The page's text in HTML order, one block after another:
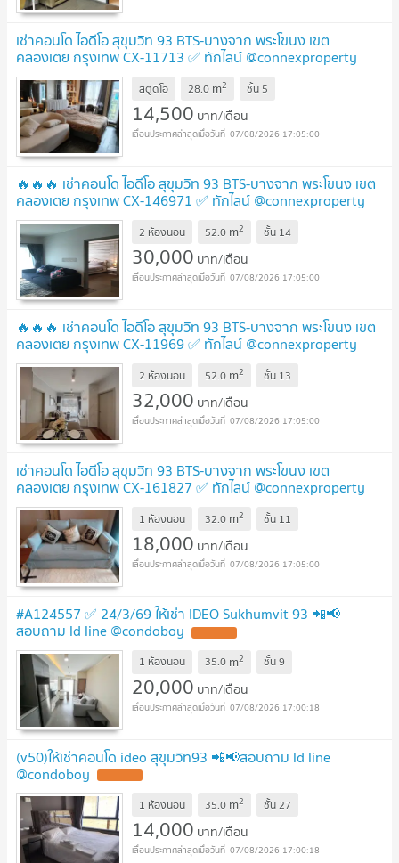
เช่าคอนโด ไอดีโอ สุขุมวิท 93 BTS-บางจาก พระโขนง เขต
คลองเตย กรุงเทพ CX-11713 ✅ ทักไลน์ @connexproperty
ตอบทันที ทีมงานมืออาชีพ ✅
สตูดิโอ 28.0 m2 ชั้น 5
14,500 บาท/เดือน
07/08/2026 17:05:00
🔥🔥🔥 เช่าคอนโด ไอดีโอ สุขุมวิท 93 BTS-บางจาก พระโขนง เขต
คลองเตย กรุงเทพ CX-146971 ✅ ทักไลน์ @connexproperty
ตอบทันที ทีมงานมืออาชีพ ✅ 🔥🔥🔥
2 ห้องนอน 52.0 m2 ชั้น 14
30,000 บาท/เดือน
07/08/2026 17:05:00
🔥🔥🔥 เช่าคอนโด ไอดีโอ สุขุมวิท 93 BTS-บางจาก พระโขนง เขต
คลองเตย กรุงเทพ CX-11969 ✅ ทักไลน์ @connexproperty
ตอบทันที ทีมงานมืออาชีพ ✅ 🔥🔥🔥
2 ห้องนอน 52.0 m2 ชั้น 13
32,000 บาท/เดือน
07/08/2026 17:05:00
เช่าคอนโด ไอดีโอ สุขุมวิท 93 BTS-บางจาก พระโขนง เขต
คลองเตย กรุงเทพ CX-161827 ✅ ทักไลน์ @connexproperty
ตอบทันที ทีมงานมืออาชีพ ✅
1 ห้องนอน 32.0 m2 ชั้น 11
18,000 บาท/เดือน
07/08/2026 17:05:00
#A124557 ✅ 24/3/69 ให้เช่า IDEO Sukhumvit 93 📲📢
สอบถาม ld line @condoboy
1 ห้องนอน 35.0 m2 ชั้น9
20,000 บาท/เดือน
07/08/2026 17:00:18
(v50)ให้เช่าคอนโด ideo สุขุมวิท93 📲📢สอบถาม ld line
@condoboy
1 ห้องนอน 35.0 m2 ชั้น27
14,000 บาท/เดือน
07/08/2026 17:00:18